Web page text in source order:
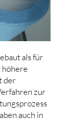
als für
höhere
der
zur
auch in